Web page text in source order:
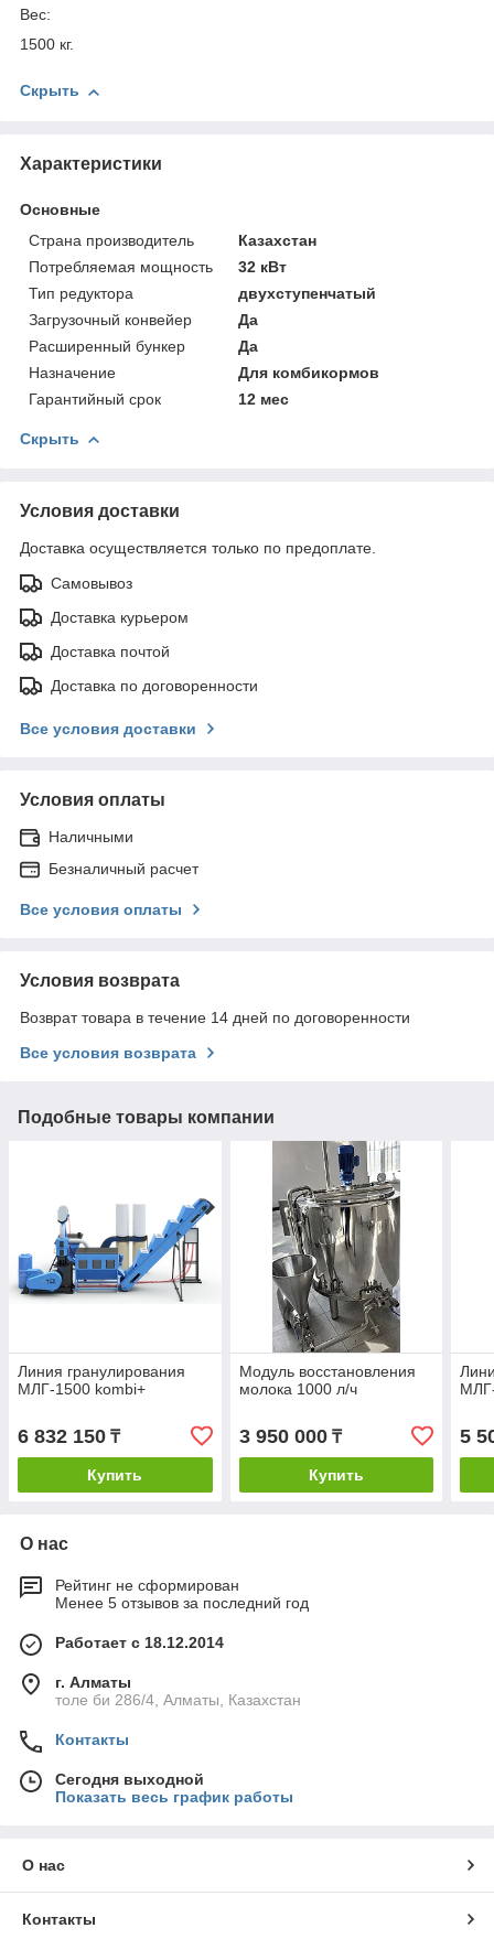
Вес:
1500 кг.
Скрыть
Характеристики
Основные
Страна производитель
Казахстан
Потребляемая мощность
32 кВт
Тип редуктора
двухступенчатый
Загрузочный конвейер
Да
Расширенный бункер
Да
Назначение
Для комбикормов
Гарантийный срок
12 мес
Скрыть
Условия доставки
Доставка осуществляется только по предоплате.
Самовывоз
Доставка курьером
Доставка почтой
Доставка по договоренности
Все условия доставки
Условия оплаты
Наличными
Безналичный расчет
Все условия оплаты
Условия возврата
Возврат товара в течение 14 дней по договоренности
Все условия возврата
Подобные товары компании
Линия гранулирования
МЛГ-1500 kombi+
6 832 150 ₸
Купить
Модуль восстановления
молока 1000 л/ч
3 950 000₸
Купить
5
О нас
Рейтинг не сформирован
Менее 5 отзывов за последний год
Работает с 18.12.2014
г. Алматы
толе би 286/4, Алматы, Казахстан
Контакты
Сегодня выходной
Показать весь график работы
О нас
Контакты